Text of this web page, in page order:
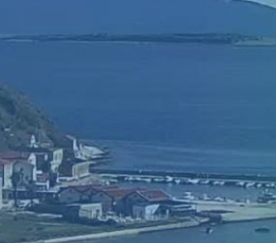
MEDIJI O
ZA NOVE
WEB
KAMERE
TERMS OF